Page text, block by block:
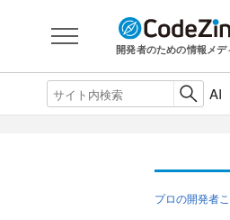
開発者のための情報メデ
AI
プロの開発者